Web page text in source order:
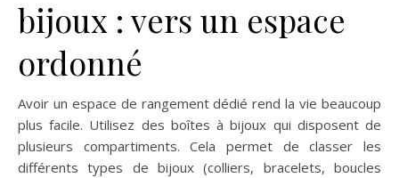
bijoux : vers un espace
ordonné
Avoir un espace de rangement dédié rend la vie beaucoup
plus facile. Utilisez des boîtes à bijoux qui disposent de
plusieurs compartiments. Cela permet de classer les
différents types de bijoux (colliers, bracelets, boucles